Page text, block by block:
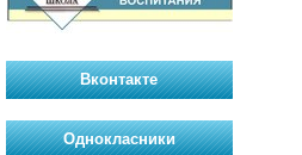
Вконтакте
Однокласники